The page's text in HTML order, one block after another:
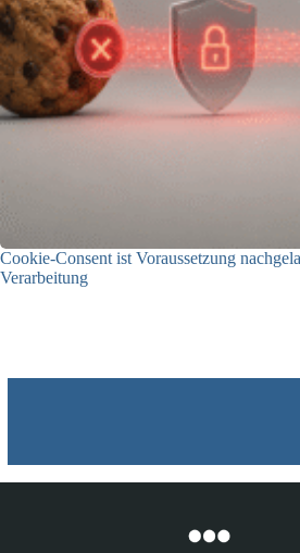
Cookie-Consent ist Voraussetzung
Verarbeitung